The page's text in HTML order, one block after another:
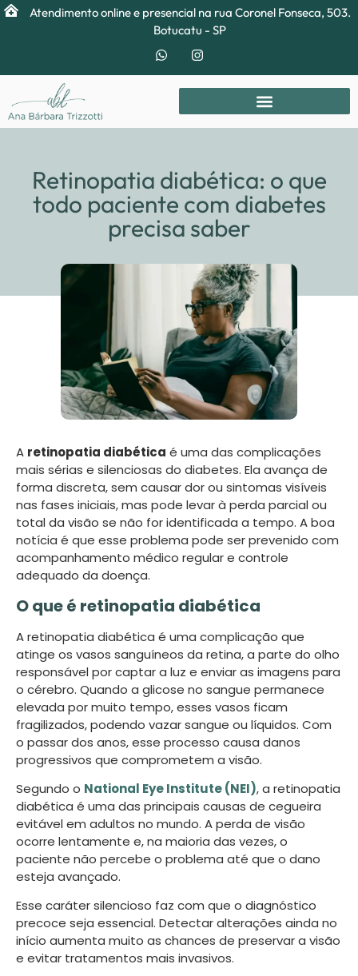
Atendimento online e presencial na rua Coronel Fonseca, 503.
Botucatu - SP
Retinopatia diabética: o que
todo paciente com diabetes
precisa saber
A retinopatia diabética é uma das complicações
mais sérias e silenciosas do diabetes. Ela avança de
forma discreta, sem causar dor ou sintomas visíveis
nas fases iniciais, mas pode levar à perda parcial ou
total da visão se não for identificada a tempo. A boa
notícia é que esse problema pode ser prevenido com
acompanhamento médico regular e controle
adequado da doença.
O que é retinopatia diabética
A retinopatia diabética é uma complicação que
atinge os vasos sanguíneos da retina, a parte do olho
responsável por captar a luz e enviar as imagens para
o cérebro. Quando a glicose no sangue permanece
elevada por muito tempo, esses vasos ficam
fragilizados, podendo vazar sangue ou líquidos. Com
o passar dos anos, esse processo causa danos
progressivos que comprometem a visão.
Segundo o National Eye Institute (NEI), a retinopatia
diabética é uma das principais causas de cegueira
evitável em adultos no mundo. A perda de visão
ocorre lentamente e, na maioria das vezes, o
paciente não percebe o problema até que o dano
esteja avançado.
Esse caráter silencioso faz com que o diagnóstico
precoce seja essencial. Detectar alterações ainda no
início aumenta muito as chances de preservar a visão
e evitar tratamentos mais invasivos.